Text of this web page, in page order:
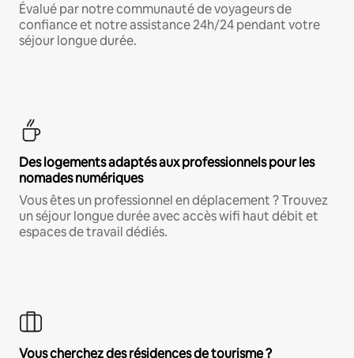
Évalué par notre communauté de voyageurs de
confiance et notre assistance 24h/24 pendant votre
séjour longue durée.
Des logements adaptés aux professionnels pour les
nomades numériques
Vous êtes un professionnel en déplacement ? Trouvez
un séjour longue durée avec accès wifi haut débit et
espaces de travail dédiés.
Vous cherchez des résidences de tourisme ?